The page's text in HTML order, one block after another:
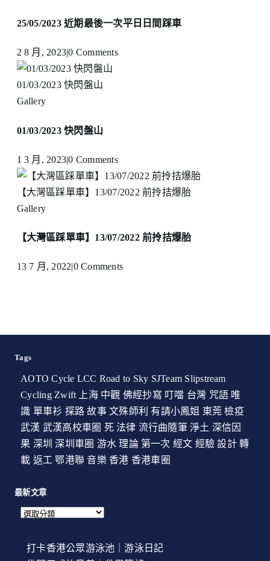
25/05/2023 近期最後一次平日日間踩車
2 8 月, 2023|0 Comments
01/03/2023 快閃盤山
Gallery
01/03/2023 快閃盤山
1 3 月, 2023|0 Comments
【大灣區踩單車】13/07/2022 前拎拮爆胎
Gallery
【大灣區踩單車】13/07/2022 前拎拮爆胎
13 7 月, 2022|0 Comments
Tags
AOTO Cycle LCC Road to Sky SJTeam Slipstream
Cycling Zwift 上海 中觀 佛經抄寫 叮噹 台灣 咒語 唯
識 單車衫 探路 故事 文殊師利 有請小鳳姐 東莞 檢疫
武漢 武漢高校車圈 死 法律 流行曲隨筆 淨土 深信因
果 深圳 深圳車圈 游水 理論 第一次 經文 經驗 設計 轉
載 返工 鄂港聯 音樂 香港 香港車圈
最新文章
打卡香港公眾游泳池｜游泳日記